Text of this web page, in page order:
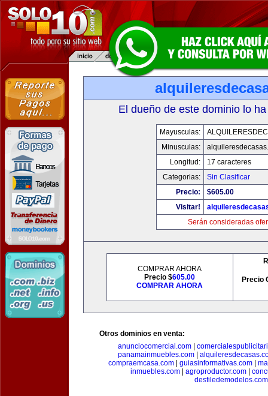
El dueño de este dominio lo
Mayusculas:
Minusculas:
Longitud:
17 caracteres
Categorias:
Sin Clasificar
Precio:
$605.00
Visitar!
Serán consideradas
COMPRAR AHORA
Precio $605.00
COMPRAR AHORA
Precio
Otros dominios en venta:
anunciocomercial.com
panamainmuebles.com|
compraemcasa.com
guiasinformativas.com
inmuebles.com
agroproductor.com
desfiledemodelos.com